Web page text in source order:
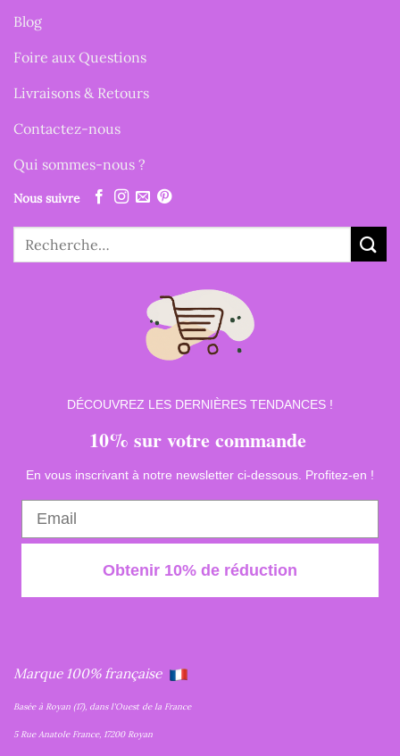
Blog
Foire aux Questions
Livraisons & Retours
Contactez-nous
Qui sommes-nous ?
Nous suivre
Recherche
pour :
DÉCOUVREZ LES DERNIÈRES TENDANCES !
10% sur votre commande
En vous inscrivant à notre newsletter ci-dessous. Profitez-en !
Obtenir 10% de réduction
Marque 100% française
Basée à Royan (17), dans l'Ouest de la France
5 Rue Anatole France, 17200 Royan